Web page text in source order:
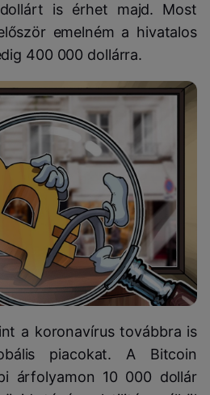
is érhet majd. Most
emelném a hivatalos
400 000 dollárra.
a koronavírus továbbra is
piacokat. A Bitcoin
árfolyamon 10 000 dollár